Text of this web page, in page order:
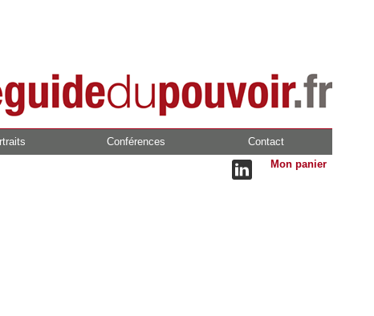
Conférences Contact
Mon panier